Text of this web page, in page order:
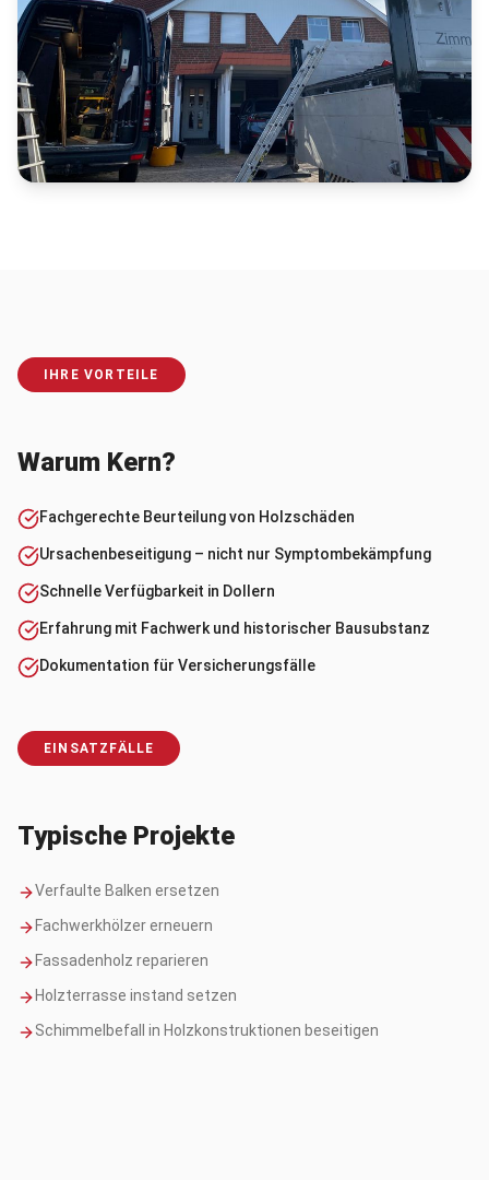
IHRE VORTEILE
Warum Kern?
Fachgerechte Beurteilung von Holzschäden
Ursachenbeseitigung – nicht nur Symptombekämpfung
Schnelle Verfügbarkeit in Dollern
Erfahrung mit Fachwerk und historischer Bausubstanz
Dokumentation für Versicherungsfälle
EINSATZFÄLLE
Typische Projekte
Verfaulte Balken ersetzen
Fachwerkhölzer erneuern
Fassadenholz reparieren
Holzterrasse instand setzen
Schimmelbefall in Holzkonstruktionen beseitigen